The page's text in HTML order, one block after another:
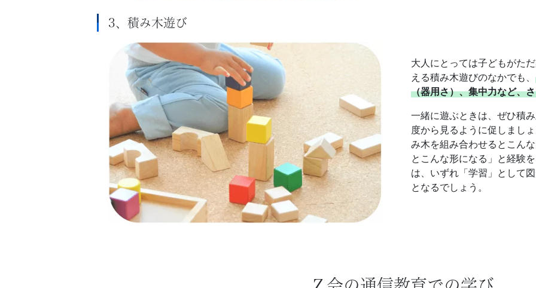
3、積み木遊び
大人にとっては子どもがた
える積み木遊びのなかでも、
（器用さ）、集中力など、
一緒に遊ぶときは、ぜひ積
度から見るように促しまし
み木を組み合わせるとこん
とこんな形になる」と経験
は、いずれ「学習」として
となるでしょう。